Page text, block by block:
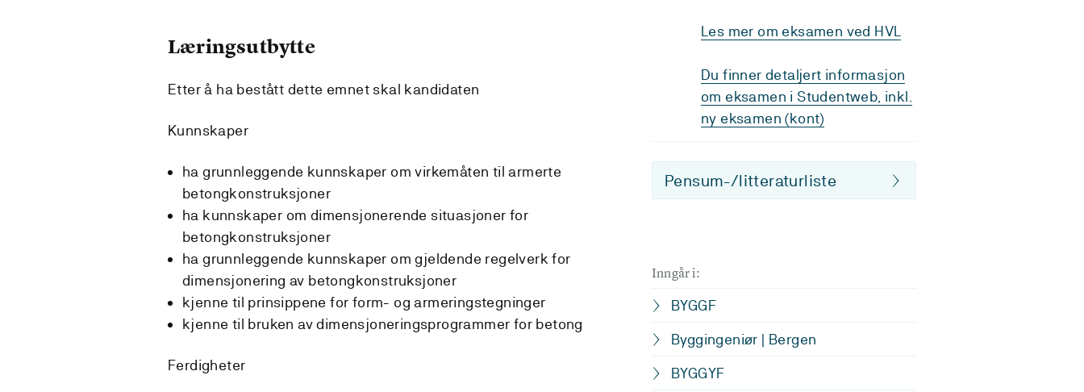
Les mer om eksamen ved HVL
Du finner detaljert informasjon
om eksamen i Studentweb, inkl.
ny eksamen (kont)
Pensum-/litteraturliste
Inngår i:
BYGGF
Byggingeniør | Bergen
BYGGYF
Læringsutbytte
Etter å ha bestått dette emnet skal kandidaten
Kunnskaper
ha grunnleggende kunnskaper om virkemåten til armerte
betongkonstruksjoner
ha kunnskaper om dimensjonerende situasjoner for
betongkonstruksjoner
ha grunnleggende kunnskaper om gjeldende regelverk for
dimensjonering av betongkonstruksjoner
kjenne til prinsippene for form- og armeringstegninger
kjenne til bruken av dimensjoneringsprogrammer for betong
Ferdigheter